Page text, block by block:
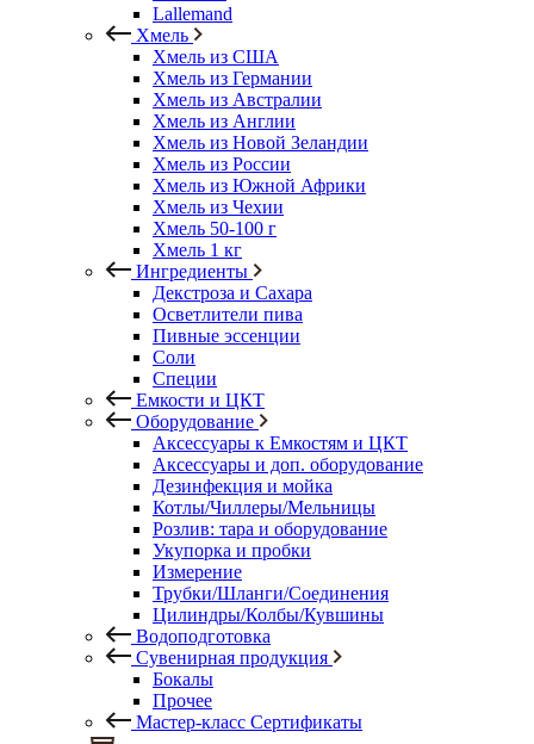
Lallemand
Хмель
Хмель из США
Хмель из Германии
Хмель из Австралии
Хмель из Англии
Хмель из Новой Зеландии
Хмель из России
Хмель из Южной Африки
Хмель из Чехии
Хмель 50-100 г
Хмель 1 кг
Ингредиенты
Декстроза и Сахара
Осветлители пива
Пивные эссенции
Соли
Специи
Емкости и ЦКТ
Оборудование
Аксессуары к Емкостям и ЦКТ
Аксессуары и доп. оборудование
Дезинфекция и мойка
Котлы/Чиллеры/Мельницы
Розлив: тара и оборудование
Укупорка и пробки
Измерение
Трубки/Шланги/Соединения
Цилиндры/Колбы/Кувшины
Водоподготовка
Сувенирная продукция
Бокалы
Прочее
Мастер-класс Сертификаты